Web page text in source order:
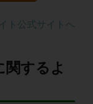
ト公式サイトへ
するよ